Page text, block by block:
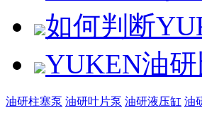
如何判断
YUKEN油
油研柱塞泵 油研叶片泵 油研液压缸 油